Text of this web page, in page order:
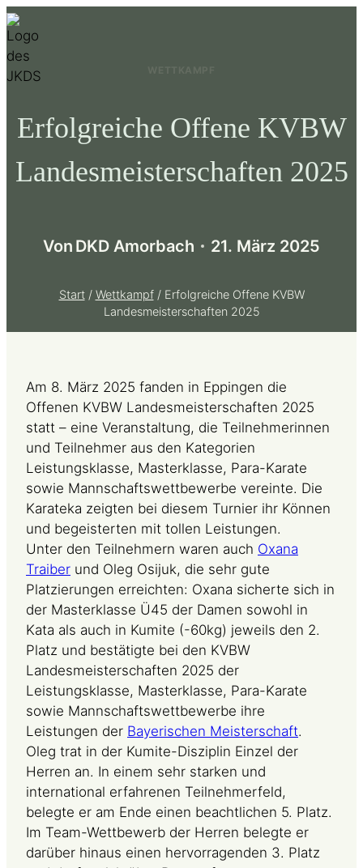
Zum
Inhalt
springen
Erfolgreiche Offene KVBW
Landesmeisterschaften 2025
Von DKD Amorbach 21. März 2025
Start / Wettkampf / Erfolgreiche Offene KVBW
Landesmeisterschaften 2025
Am 8. März 2025 fanden in Eppingen die
Offenen KVBW Landesmeisterschaften 2025
statt – eine Veranstaltung, die Teilnehmerinnen
und Teilnehmer aus den Kategorien
Leistungsklasse, Masterklasse, Para-Karate
sowie Mannschaftswettbewerbe vereinte. Die
Karateka zeigten bei diesem Turnier ihr Können
und begeisterten mit tollen Leistungen.
Unter den Teilnehmern waren auch Oxana
Traiber und Oleg Osijuk, die sehr gute
Platzierungen erreichten: Oxana sicherte sich in
der Masterklasse Ü45 der Damen sowohl in
Kata als auch in Kumite (-60kg) jeweils den 2.
Platz und bestätigte bei den KVBW
Landesmeisterschaften 2025 der
Leistungsklasse, Masterklasse, Para-Karate
sowie Mannschaftswettbewerbe ihre
Leistungen der Bayerischen Meisterschaft.
Oleg trat in der Kumite-Disziplin Einzel der
Herren an. In einem sehr starken und
international erfahrenen Teilnehmerfeld,
belegte er am Ende einen beachtlichen 5. Platz.
Im Team-Wettbewerb der Herren belegte er
darüber hinaus einen hervorragenden 3. Platz